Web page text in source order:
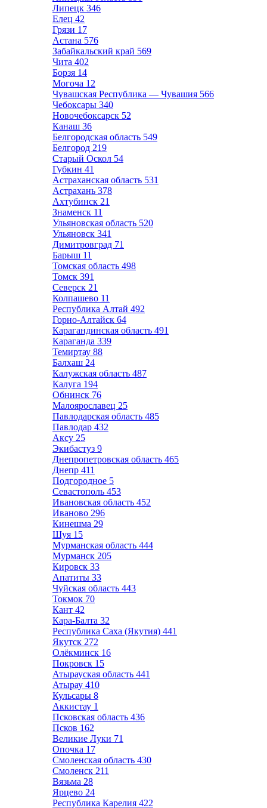
Липецк 346
Елец 42
Грязи 17
Астана 576
Забайкальский край 569
Чита 402
Борзя 14
Могоча 12
Чувашская Республика — Чувашия 566
Чебоксары 340
Новочебоксарск 52
Канаш 36
Белгородская область 549
Белгород 219
Старый Оскол 54
Губкин 41
Астраханская область 531
Астрахань 378
Ахтубинск 21
Знаменск 11
Ульяновская область 520
Ульяновск 341
Димитровград 71
Барыш 11
Томская область 498
Томск 391
Северск 21
Колпашево 11
Республика Алтай 492
Горно-Алтайск 64
Карагандинская область 491
Караганда 339
Темиртау 88
Балхаш 24
Калужская область 487
Калуга 194
Обнинск 76
Малоярославец 25
Павлодарская область 485
Павлодар 432
Аксу 25
Экибастуз 9
Днепропетровская область 465
Днепр 411
Подгородное 5
Севастополь 453
Ивановская область 452
Иваново 296
Кинешма 29
Шуя 15
Мурманская область 444
Мурманск 205
Кировск 33
Апатиты 33
Чуйская область 443
Токмок 70
Кант 42
Кара-Балта 32
Республика Саха (Якутия) 441
Якутск 272
Олёкминск 16
Покровск 15
Атырауская область 441
Атырау 410
Кульсары 8
Аккистау 1
Псковская область 436
Псков 162
Великие Луки 71
Опочка 17
Смоленская область 430
Смоленск 211
Вязьма 28
Ярцево 24
Республика Карелия 422